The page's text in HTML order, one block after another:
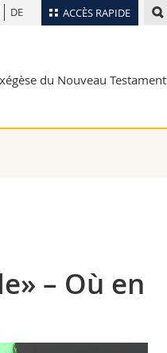
ACCÈS RAPIDE
Plan d'accès
Webmail
DE
du Nouveau Testament
– Où en